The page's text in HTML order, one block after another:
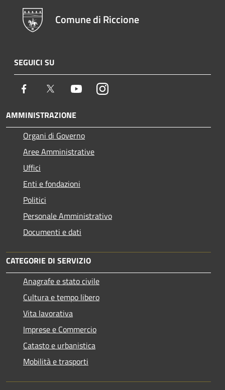
Comune di Riccione
SEGUICI SU
Facebook Twitter YoutubeInstagram
AMMINISTRAZIONE
Organi di Governo
Aree Amministrative
Uffici
Enti e fondazioni
Politici
Personale Amministrativo
Documenti e dati
CATEGORIE DI SERVIZIO
Anagrafe e stato civile
Cultura e tempo libero
Vita lavorativa
Imprese e Commercio
Catasto e urbanistica
Mobilità e trasporti